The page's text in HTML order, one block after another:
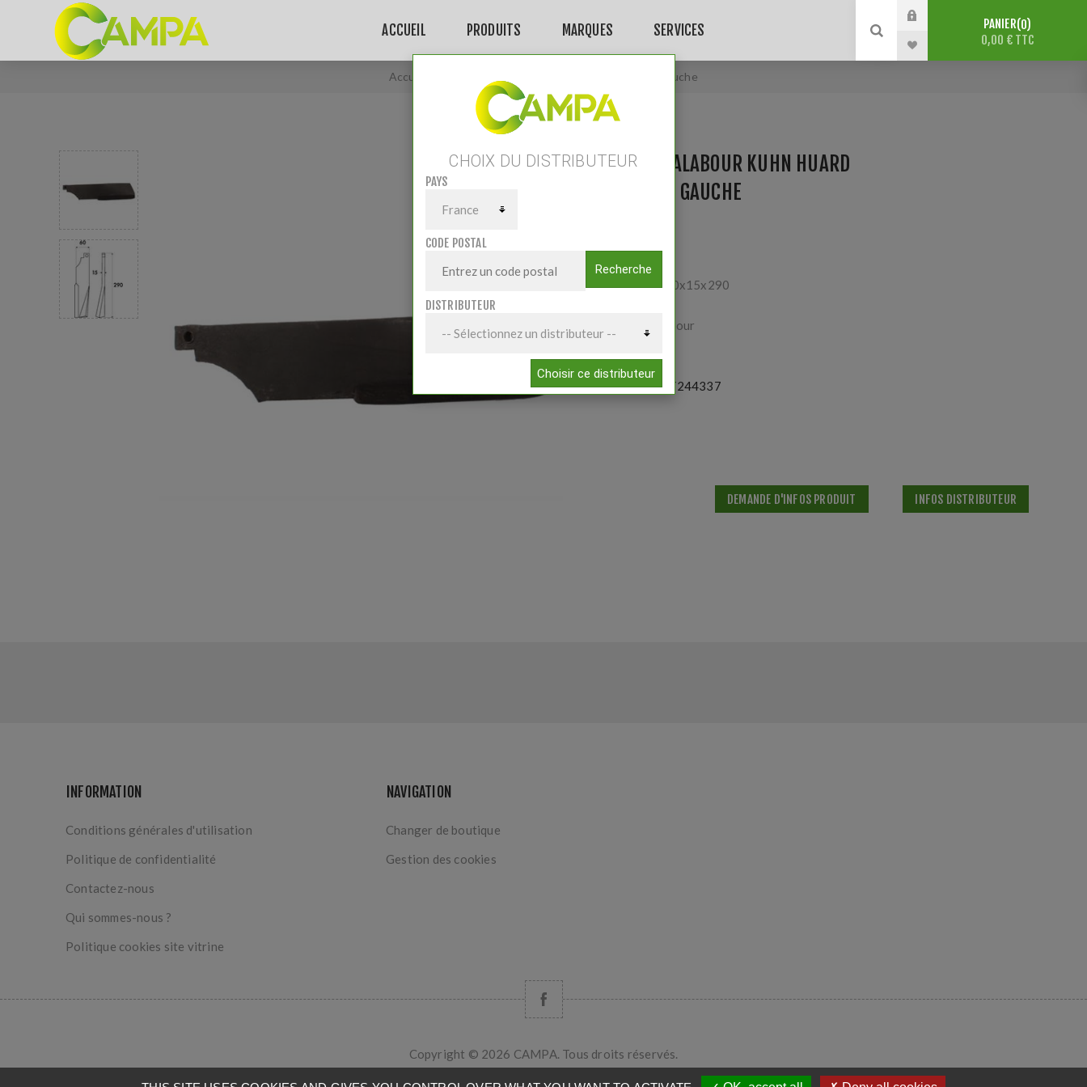
ACCUEIL PRODUITS MARQUES SERVICES PANIER 0
0,00 € TTC
Accueil Lame rotalabour Kuhn Huard K1610370 Gauche
LAME ROTALABOUR KUHN HUARD
K1610370 GAUCHE
Adaptable
Dimension : 60x15x290
Type : Cultilabour
Référence:GY244337
DEMANDE D'INFOS PRODUIT INFOS DISTRIBUTEUR
INFORMATION
Conditions générales d'utilisation
Politique de confidentialité
Contactez-nous
Qui sommes-nous ?
Politique cookies site vitrine
NAVIGATION
Changer de boutique
Gestion des cookies
Copyright © 2026 CAMPA. Tous droits réservés.
CHOIX DU DISTRIBUTEUR
PAYS
CODE POSTAL
Recherche
DISTRIBUTEUR
Choisir ce distributeur